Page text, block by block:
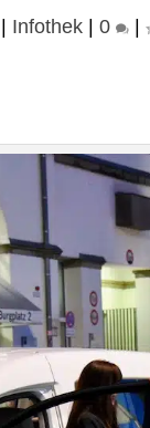
Infothek |0 |